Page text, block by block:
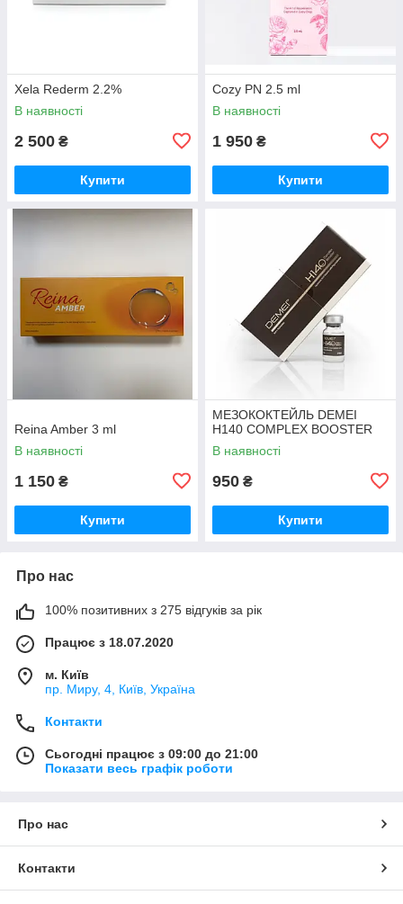
Xela Rederm 2.2%
В наявності
2 500 ₴
Купити
Cozy PN 2.5 ml
В наявності
1 950 ₴
Купити
Reina Amber 3 ml
В наявності
1 150 ₴
Купити
МЕЗОКОКТЕЙЛЬ DEMEI
H140 COMPLEX BOOSTER
В наявності
950 ₴
Купити
Про нас
100% позитивних з 275 відгуків за рік
Працює з 18.07.2020
м. Київ
пр. Миру, 4, Київ, Україна
Контакти
Сьогодні працює з 09:00 до 21:00
Показати весь графік роботи
Про нас
Контакти